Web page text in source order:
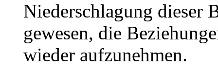
Niederschlagung dieser
gewesen, die
wieder aufzunehmen.